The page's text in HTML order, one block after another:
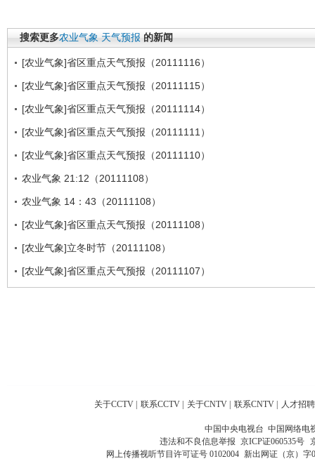
搜索更多农业气象 天气预报 的新闻
[农业气象]省区重点天气预报（20111116）
[农业气象]省区重点天气预报（20111115）
[农业气象]省区重点天气预报（20111114）
[农业气象]省区重点天气预报（20111111）
[农业气象]省区重点天气预报（20111110）
农业气象 21:12（20111108）
农业气象 14：43（20111108）
[农业气象]省区重点天气预报（20111108）
[农业气象]立冬时节（20111108）
[农业气象]省区重点天气预报（20111107）
关于CCTV 联系CCTV 关于CNTV 联系CNTV 人才招聘
中国中央电视台 中国网络电
违法和不良信息举报 京ICP证060535号
网上传播视听节目许可证号 0102004 新出网证（京）